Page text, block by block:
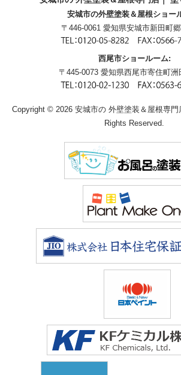
安城市の外壁塗装＆屋根ショー
〒446-0061 愛知県安城市新田町
西尾市ショールーム:
〒445-0073 愛知県西尾市寄住町洲
Copyright © 2026 安城市の 外壁塗装＆屋根専
Rights Reserved.